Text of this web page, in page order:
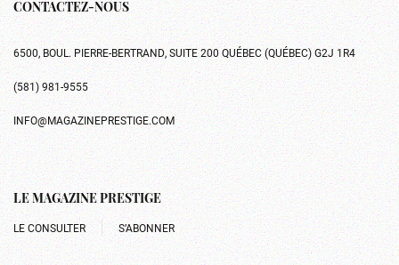
CONTACTEZ-NOUS
6500, BOUL. PIERRE-BERTRAND, SUITE 200 QUÉBEC (QUÉBEC) G2J 1R4
(581) 981-9555
INFO@MAGAZINEPRESTIGE.COM
LE MAGAZINE PRESTIGE
LE CONSULTER S’ABONNER